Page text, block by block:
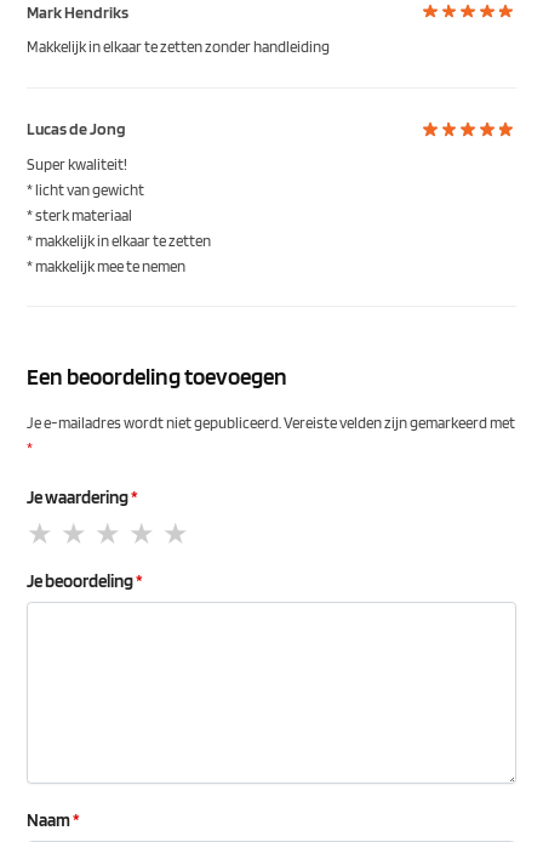
Mark Hendriks
Makkelijk in elkaar te zetten zonder handleiding
Lucas de Jong
Super kwaliteit!
* licht van gewicht
* sterk materiaal
* makkelijk in elkaar te zetten
* makkelijk mee te nemen
Een beoordeling toevoegen
Je e-mailadres wordt niet gepubliceerd. Vereiste velden zijn gemarkeerd met
*
Je waardering*
Je beoordeling*
Naam*